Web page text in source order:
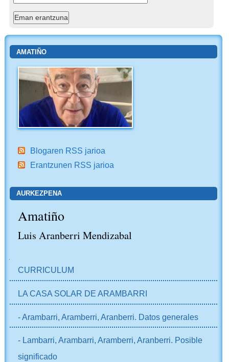
AMATIÑO
Blogaren RSS jarioa
Erantzunen RSS jarioa
AURKEZPENA
Amatiño
Luis Aranberri Mendizabal
CURRICULUM
LA CASA SOLAR DE ARAMBARRI
- Arambarri, Aramberri, Aranberri. Datos generales
- Lambarri, Arambarri, Aramberri, Aranberri. Posible
significado